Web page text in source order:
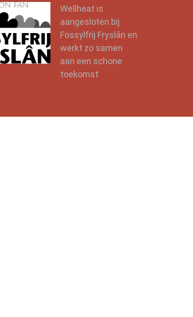
Wellheat is
aangesloten bij
Fossylfrij Fryslân en
werkt zo samen
aan een schone
toekomst